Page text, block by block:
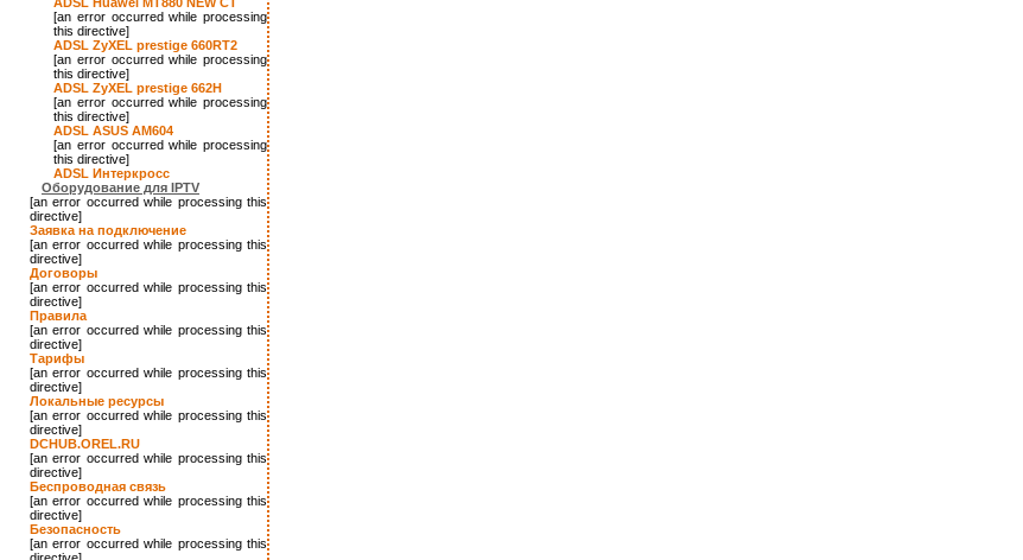
[an error occurred while processing
this directive]
ADSL ZyXEL prestige 660RT2
[an error occurred while processing
this directive]
ADSL ZyXEL prestige 662H
[an error occurred while processing
this directive]
ADSL ASUS AM604
[an error occurred while processing
this directive]
ADSL Интеркросс
Оборудование для IPTV
[an error occurred while processing this
directive]
Заявка на подключение
[an error occurred while processing this
directive]
Договоры
[an error occurred while processing this
directive]
Правила
[an error occurred while processing this
directive]
Тарифы
[an error occurred while processing this
directive]
Локальные ресурсы
[an error occurred while processing this
directive]
DCHUB.OREL.RU
[an error occurred while processing this
directive]
Беспроводная связь
[an error occurred while processing this
directive]
Безопасность
[an error occurred while processing this